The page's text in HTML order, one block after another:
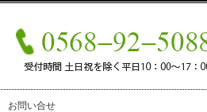
お問い合せ